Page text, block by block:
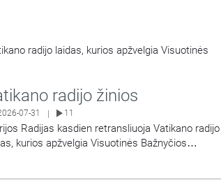
radijo laidas, kurios apžvelgia Visuotinės
radijo žinios
07-31 | 11
Radijas kasdien retransliuoja Vatikano radijo
kurios apžvelgia Visuotinės Bažnyčios